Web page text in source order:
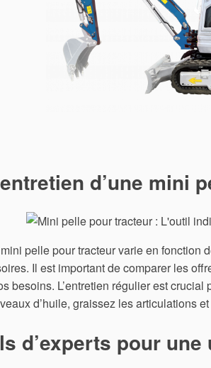
d’une mini
pelle pour tracteur varie en
Il est important de comparer les
besoins. L’entretien régulier est
d’huile, graissez les articulations
d’experts pour